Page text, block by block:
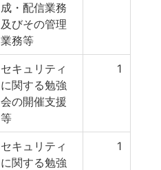
成・配信業務
及びその管理
業務等
セキュリティ
に関する勉強
会の開催支援
等
1
セキュリティ
に関する勉強
1